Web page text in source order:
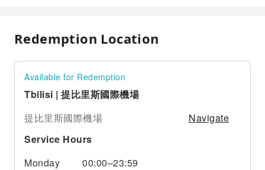
Redemption Location
Available for Redemption
Tbilisi | 提比里斯國際機場
提比里斯國際機場
Navigate
Service Hours
Monday
00:00–23:59